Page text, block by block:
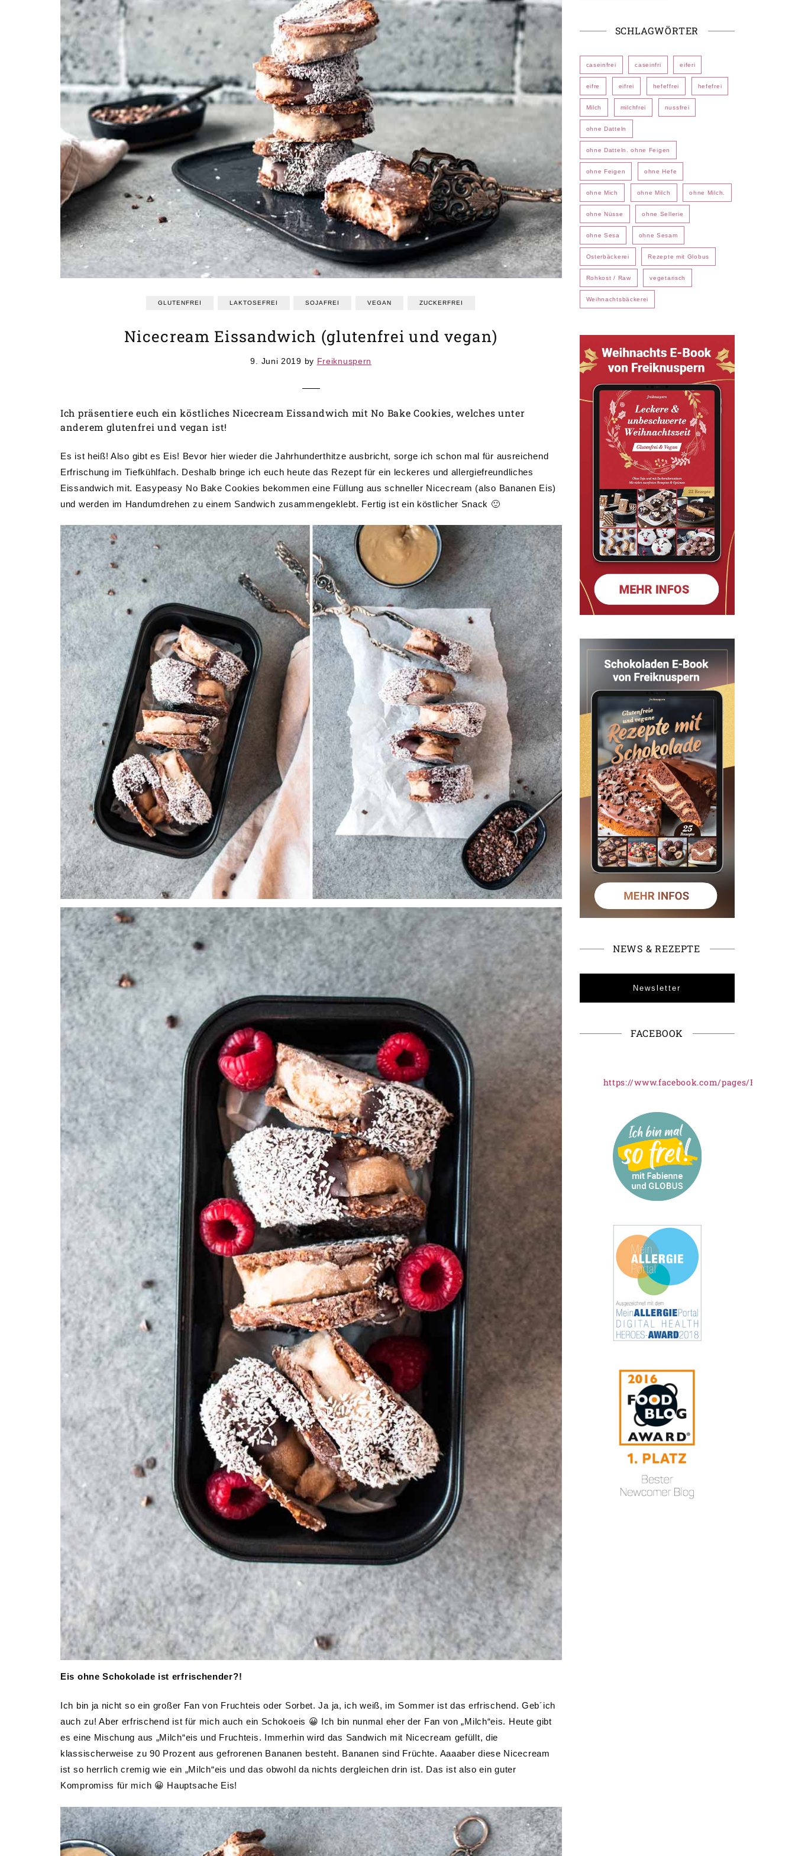
GLUTENFREI LAKTOSEFREI SOJAFREI VEGAN ZUCKERFREI
Nicecream Eissandwich (glutenfrei und vegan)
9. Juni 2019 by Freiknuspern
Ich präsentiere euch ein köstliches Nicecream Eissandwich mit No Bake Cookies, welches unter
anderem glutenfrei und vegan ist!
Es ist heiß! Also gibt es Eis! Bevor hier wieder die Jahrhunderthitze ausbricht, sorge ich schon mal für ausreichend
Erfrischung im Tiefkühlfach. Deshalb bringe ich euch heute das Rezept für ein leckeres und allergiefreundliches
Eissandwich mit. Easypeasy No Bake Cookies bekommen eine Füllung aus schneller Nicecream (also Bananen Eis)
und werden im Handumdrehen zu einem Sandwich zusammengeklebt. Fertig ist ein köstlicher Snack 🙂
Eis ohne Schokolade ist erfrischender?!
Ich bin ja nicht so ein großer Fan von Fruchteis oder Sorbet. Ja ja, ich weiß, im Sommer ist das erfrischend. Geb´ich
auch zu! Aber erfrischend ist für mich auch ein Schokoeis 😀 Ich bin nunmal eher der Fan von „Milch“eis. Heute gibt
es eine Mischung aus „Milch“eis und Fruchteis. Immerhin wird das Sandwich mit Nicecream gefüllt, die
klassischerweise zu 90 Prozent aus gefrorenen Bananen besteht. Bananen sind Früchte. Aaaaber diese Nicecream
ist so herrlich cremig wie ein „Milch“eis und das obwohl da nichts dergleichen drin ist. Das ist also ein guter
Kompromiss für mich 😀 Hauptsache Eis!
SCHLAGWÖRTER
caseinfrei caseinfri eiferi
eifre eifrei hefeffrei hefefrei
Milch milchfrei nussfrei
ohne Datteln
ohne Datteln. ohne Feigen
ohne Feigen ohne Hefe
ohne Mich ohne Milch ohne Milch.
ohne Nüsse ohne Sellerie
ohne Sesa ohne Sesam
Osterbäckerei Rezepte mit Globus
Rohkost / Raw vegetarisch
Weihnachtsbäckerei
NEWS & REZEPTE
Newsletter
FACEBOOK
https://www.facebook.com/pages/